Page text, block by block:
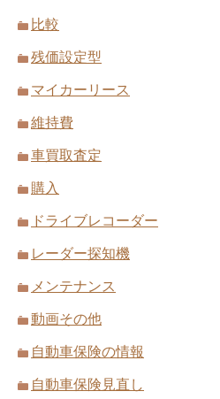
比較
残価設定型
マイカーリース
維持費
車買取査定
購入
ドライブレコーダー
レーダー探知機
メンテナンス
動画その他
自動車保険の情報
自動車保険見直し